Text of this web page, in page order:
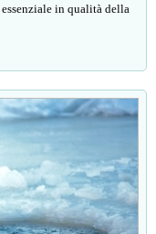
in qualità della